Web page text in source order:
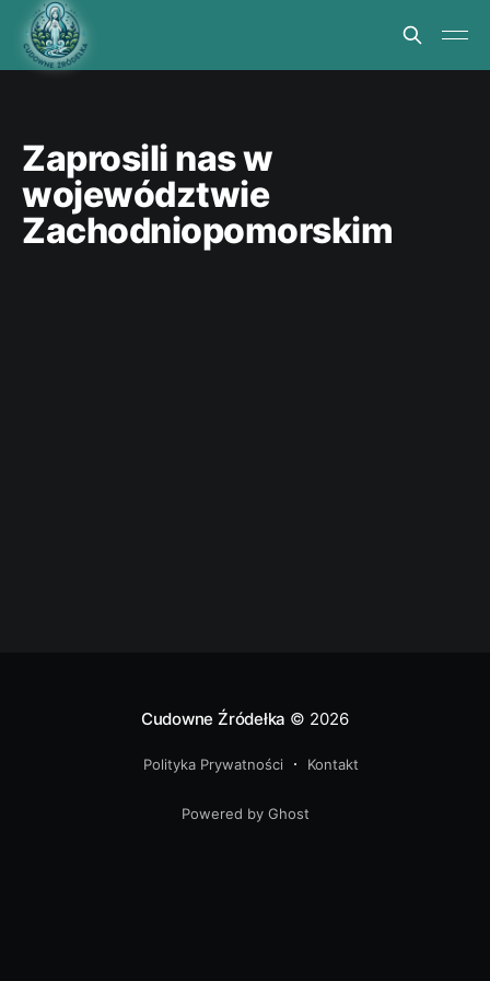
Zaprosili nas w
województwie
Zachodniopomorskim
Cudowne Źródełka © 2026
Polityka Prywatności Kontakt
Powered by Ghost